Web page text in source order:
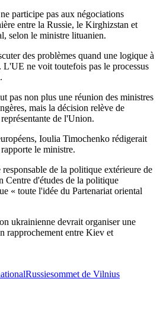
participe pas aux négociations
entre la Russie, le Kirghizstan et
selon le ministre lituanien.
des problèmes quand une logique à
L'UE ne voit toutefois pas le processus
pas non plus une réunion des ministres
mais la décision relève de
de l'Union.
Ioulia Timochenko rédigerait
le ministre.
de la politique extérieure de
d'études de la politique
« toute l'idée du Partenariat oriental
ukrainienne devrait organiser une
rapprochement entre Kiev et
Russiesommet de Vilnius